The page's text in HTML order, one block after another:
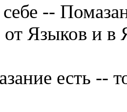
себе --
Языков и в
есть --